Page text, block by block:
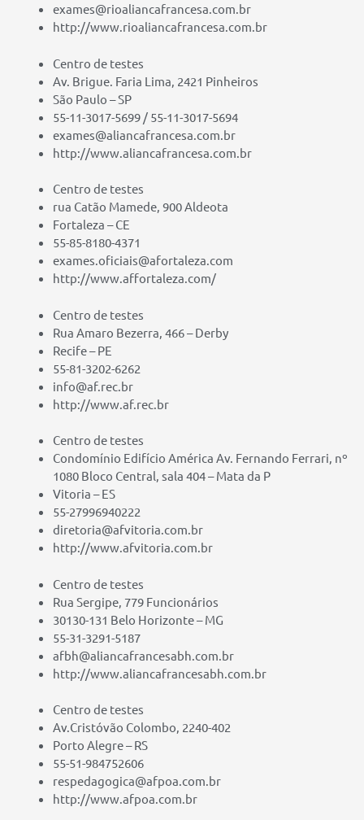
exames@rioaliancafrancesa.com.br
http://www.rioaliancafrancesa.com.br
Centro de testes
Av. Brigue. Faria Lima, 2421 Pinheiros
São Paulo – SP
55-11-3017-5699 / 55-11-3017-5694
exames@aliancafrancesa.com.br
http://www.aliancafrancesa.com.br
Centro de testes
rua Catão Mamede, 900 Aldeota
Fortaleza – CE
55-85-8180-4371
exames.oficiais@afortaleza.com
http://www.affortaleza.com/
Centro de testes
Rua Amaro Bezerra, 466 – Derby
Recife – PE
55-81-3202-6262
info@af.rec.br
http://www.af.rec.br
Centro de testes
Condomínio Edifício América Av. Fernando Ferrari, nº
1080 Bloco Central, sala 404 – Mata da P
Vitoria – ES
55-27996940222
diretoria@afvitoria.com.br
http://www.afvitoria.com.br
Centro de testes
Rua Sergipe, 779 Funcionários
30130-131 Belo Horizonte – MG
55-31-3291-5187
afbh@aliancafrancesabh.com.br
http://www.aliancafrancesabh.com.br
Centro de testes
Av.Cristóvão Colombo, 2240-402
Porto Alegre – RS
55-51-984752606
respedagogica@afpoa.com.br
http://www.afpoa.com.br